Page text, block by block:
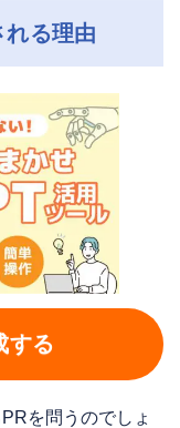
る理由
する
を問うのでしょ